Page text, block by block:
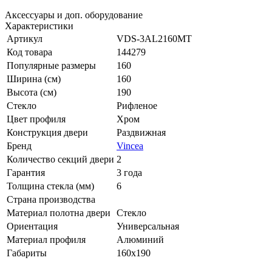
Аксессуары и доп. оборудование
Характеристики
Артикул
VDS-3AL2160MT
Код товара
144279
Популярные размеры
160
Ширина (см)
160
Высота (см)
190
Стекло
Рифленое
Цвет профиля
Хром
Конструкция двери
Раздвижная
Бренд
Vincea
Количество секций двери 2
Гарантия
3 года
Толщина стекла (мм)
6
Страна производства
Материал полотна двери
Стекло
Ориентация
Универсальная
Материал профиля
Алюминий
Габариты
160x190